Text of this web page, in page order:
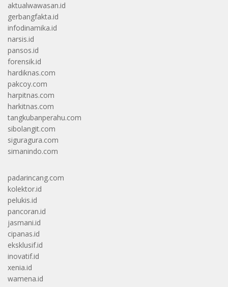
aktualwawasan.id
gerbangfakta.id
infodinamika.id
narsis.id
pansos.id
forensik.id
hardiknas.com
pakcoy.com
harpitnas.com
harkitnas.com
tangkubanperahu.com
sibolangit.com
siguragura.com
simanindo.com
padarincang.com
kolektor.id
pelukis.id
pancoran.id
jasmani.id
cipanas.id
eksklusif.id
inovatif.id
xenia.id
wamena.id